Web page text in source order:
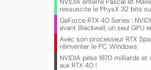
NVIDIA enterre Pascal et
ressuscite le PhysX 32 bits
GeForce RTX 40 Series :
avant Blackwell, un seul GPU
Avec son processeur RTX
réinventer le PC Windows
NVIDIA pèse 1870 milliards
aux RTX 40 !